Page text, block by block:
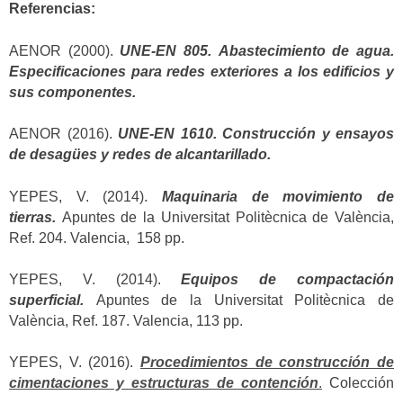
Referencias:
AENOR (2000). UNE-EN 805. Abastecimiento de agua.
Especificaciones para redes exteriores a los edificios y
sus componentes.
AENOR (2016). UNE-EN 1610. Construcción y ensayos
de desagües y redes de alcantarillado.
YEPES, V. (2014). Maquinaria de movimiento de
tierras. Apuntes de la Universitat Politècnica de València,
Ref. 204. Valencia, 158 pp.
YEPES, V. (2014).Equipos de compactación
superficial. Apuntes de la Universitat Politècnica de
València, Ref. 187. Valencia, 113 pp.
YEPES, V. (2016). Procedimientos de construcción de
cimentaciones y estructuras de contención. Colección